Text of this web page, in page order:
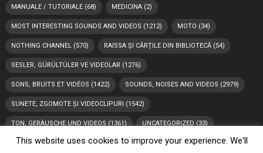
MANUALE / TUTORIALE(68) MEDICINA(2)
MOST INTERESTING SOUNDS AND VIDEOS (1212) MOTO (34)
NOTHING CHANNEL(570) RAISSA ȘI CĂRȚILE DIN BIBLIOTECĂ(54)
SESLER, GÜRÜLTÜLER VE VIDEOLAR (1276)
SONS, BRUITS ET VIDÉOS (1422) SOUNDS, NOISES AND VIDEOS (2979)
SUNETE, ZGOMOTE ȘI VIDEOCLIPURI (1542)
TON, GERÄUSCHE UND VIDEOS (1361) UNCATEGORIZED (33)
VIDEO(892) VIDEOS(1764) 소리, 소음 및 비디오(1170)
This website uses cookies to improve your experience. We'll